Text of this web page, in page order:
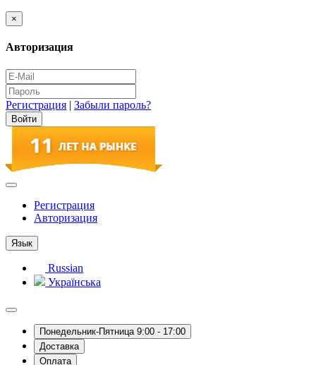
×
Авторизация
Регистрация | Забыли пароль?
Регистрация
Авторизация
Язык
Russian
Українська
Понедельник-Пятница 9:00 - 17:00
Доставка
Оплата